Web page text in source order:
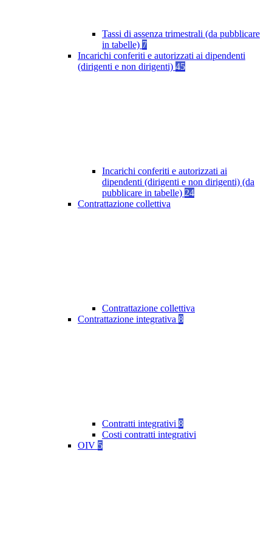
Tassi di assenza trimestrali (da pubblicare
in tabelle) 7
Incarichi conferiti e autorizzati ai dipendenti
(dirigenti e non dirigenti) 45
Incarichi conferiti e autorizzati ai
dipendenti (dirigenti e non dirigenti) (da
pubblicare in tabelle) 24
Contrattazione collettiva
Contrattazione collettiva
Contrattazione integrativa 8
Contratti integrativi 8
Costi contratti integrativi
OIV 5